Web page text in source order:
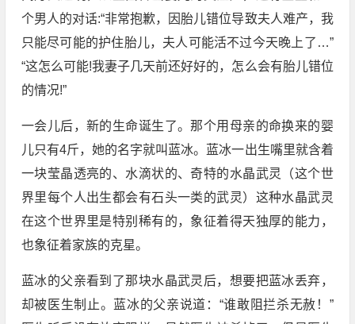
个男人的对话:“非常抱歉，因胎儿错位导致夫人难产，我
只能尽可能的护住胎儿，夫人可能活不过今天晚上了…”
“这怎么可能!我妻子几天前还好好的，怎么会有胎儿错位
的情况!”
一会儿后，新的生命诞生了。那个用母亲的命换来的婴
儿只有4斤，她的名字就叫蓝冰。蓝冰一出生嘴里就含着
一块莹晶透亮的、水滴状的、奇特的水晶武灵（这个世
界里每个人出生都会有石头一类的武灵）这种水晶武灵
在这个世界里是特别稀有的，象征着得天独厚的能力，
也象征着家族的克星。
蓝冰的父亲看到了那块水晶武灵后，想要把蓝冰丢弃，
却被医生制止。蓝冰的父亲说道：“谁敢阻拦杀无赦！”